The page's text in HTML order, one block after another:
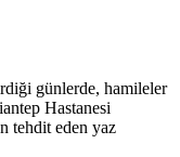
günlerde, hamileler
Hastanesi
tehdit eden yaz